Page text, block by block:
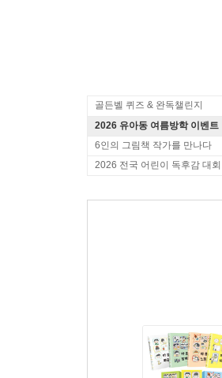
골든벨 퀴즈 & 완독챌린지
2026 유아동 여름방학 이벤트
6인의 그림책 작가를 만나다
2026 전국 어린이 독후감 대회